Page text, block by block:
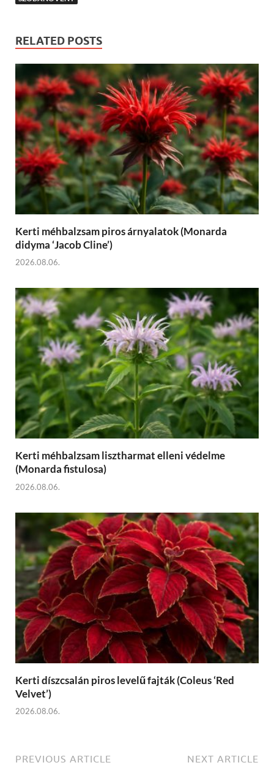
RELATED POSTS
Kerti méhbalzsam piros árnyalatok (Monarda
didyma ‘Jacob Cline’)
2026.08.06.
Kerti méhbalzsam lisztharmat elleni védelme
(Monarda fistulosa)
2026.08.06.
Kerti díszcsalán piros levelű fajták (Coleus ‘Red
Velvet’)
2026.08.06.
PREVIOUS ARTICLE NEXT ARTICLE